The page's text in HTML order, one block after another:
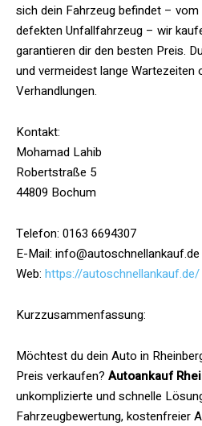
sich dein Fahrzeug befindet –
defekten Unfallfahrzeug – wir
garantieren dir den besten Preis.
und vermeidest lange Wartezeiten
Verhandlungen.
Kontakt:
Mohamad Lahib
Robertstraße 5
44809 Bochum
Telefon: 0163 6694307
E-Mail: info@autoschnellankauf.de
Web: https://autoschnellankauf.de/
Kurzzusammenfassung:
Möchtest du dein Auto in
Preis verkaufen? Autoankauf
unkomplizierte und schnelle
Fahrzeugbewertung, kostenfreier